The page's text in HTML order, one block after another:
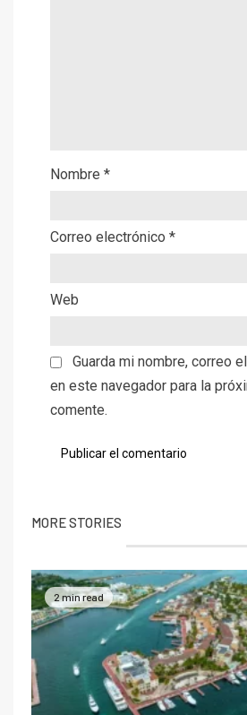
Nombre *
Correo electrónico *
Web
Guarda mi nombre, correo
en este navegador para la
comente.
MORE STORIES
2 min read